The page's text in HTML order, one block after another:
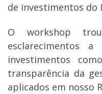
de investimentos do
O workshop
esclarecimentos
investimentos
transparência da
aplicados em nosso